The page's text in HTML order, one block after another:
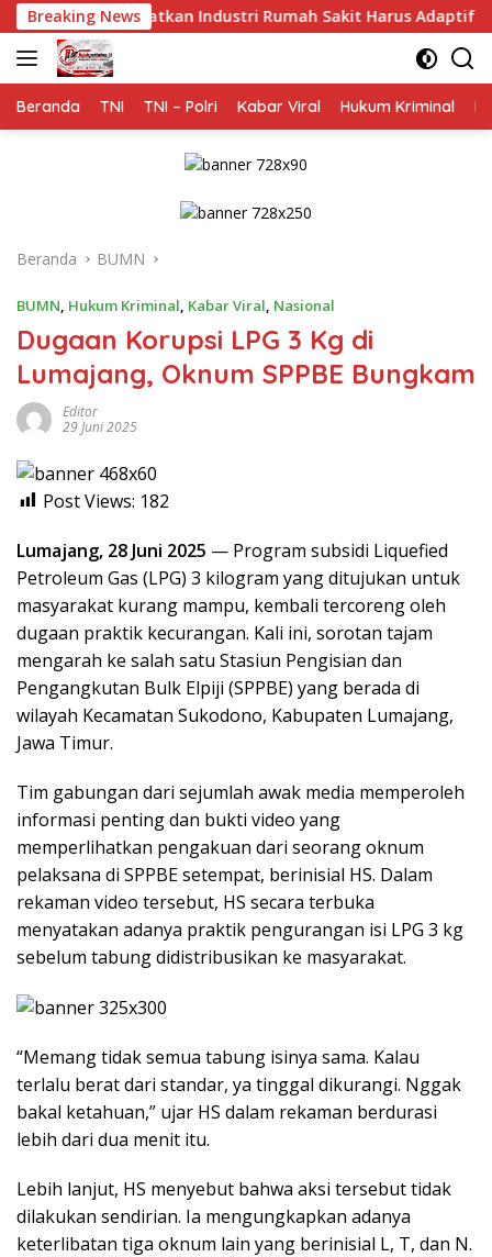
Langsung
ke
konten
Breaking News
Industri Rumah Sakit Harus Adaptif Hadapi Tekanan
Beranda TNI TNI – Polri Kabar Viral Hukum Kriminal
Beranda BUMN
BUMN Hukum Kriminal Kabar Viral Nasional
Dugaan Korupsi LPG 3 Kg di
Lumajang, Oknum SPPBE Bungkam
Editor
29 Juni 2025
Post Views: 182
Lumajang, 28 Juni 2025 — Program subsidi Liquefied
Petroleum Gas (LPG) 3 kilogram yang ditujukan untuk
masyarakat kurang mampu, kembali tercoreng oleh
dugaan praktik kecurangan. Kali ini, sorotan tajam
mengarah ke salah satu Stasiun Pengisian dan
Pengangkutan Bulk Elpiji (SPPBE) yang berada di
wilayah Kecamatan Sukodono, Kabupaten Lumajang,
Jawa Timur.
Tim gabungan dari sejumlah awak media memperoleh
informasi penting dan bukti video yang
memperlihatkan pengakuan dari seorang oknum
pelaksana di SPPBE setempat, berinisial HS. Dalam
rekaman video tersebut, HS secara terbuka
menyatakan adanya praktik pengurangan isi LPG 3 kg
sebelum tabung didistribusikan ke masyarakat.
“Memang tidak semua tabung isinya sama. Kalau
terlalu berat dari standar, ya tinggal dikurangi. Nggak
bakal ketahuan,” ujar HS dalam rekaman berdurasi
lebih dari dua menit itu.
Lebih lanjut, HS menyebut bahwa aksi tersebut tidak
dilakukan sendirian. Ia mengungkapkan adanya
keterlibatan tiga oknum lain yang berinisial L, T, dan N.